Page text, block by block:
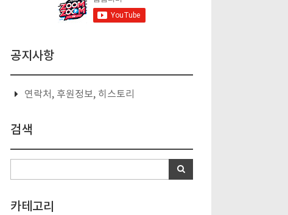
공지사항
연락처, 후원정보, 히스토리
검색
카테고리